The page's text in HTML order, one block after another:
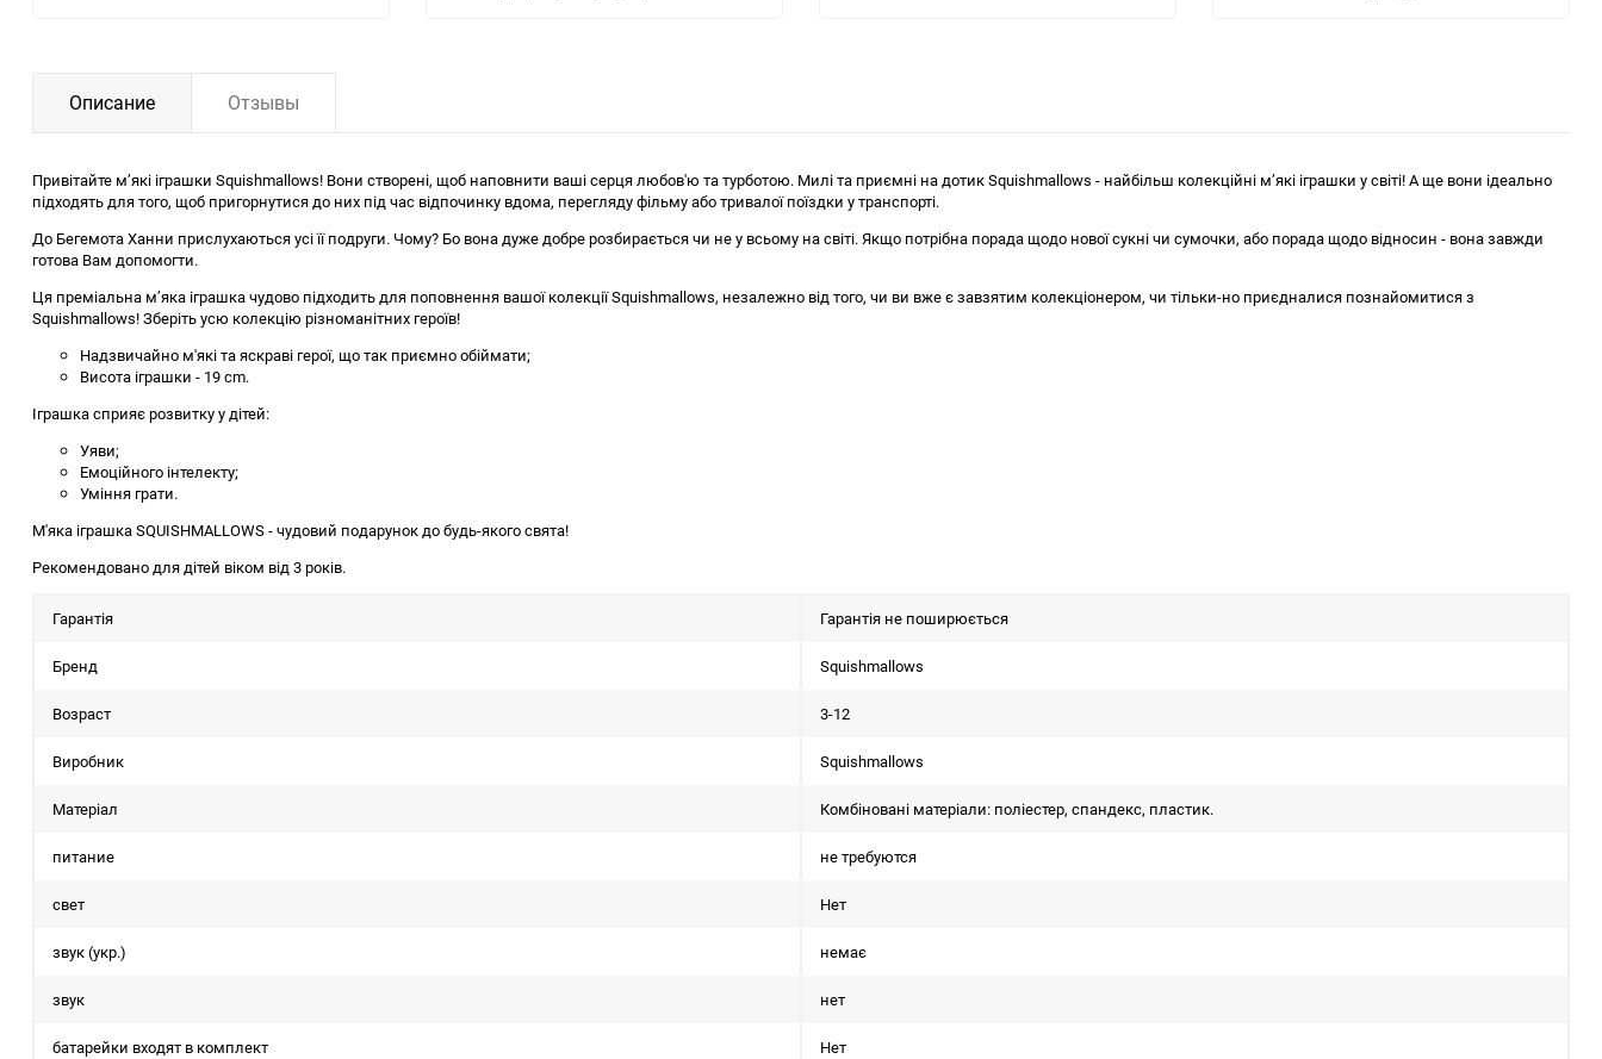
Описание Отзывы
Привітайте м’які іграшки Squishmallows! Вони створені, щоб наповнити ваші серця любов'ю та турботою. Милі та приємні на дотик Squishmallows - найбільш колекційні м’які іграшки у світі! А ще вони ідеально
підходять для того, щоб пригорнутися до них під час відпочинку вдома, перегляду фільму або тривалої поїздки у транспорті.
До Бегемота Ханни прислухаються усі її подруги. Чому? Бо вона дуже добре розбирається чи не у всьому на світі. Якщо потрібна порада щодо нової сукні чи сумочки, або порада щодо відносин - вона завжди
готова Вам допомогти.
Ця преміальна м’яка іграшка чудово підходить для поповнення вашої колекції Squishmallows, незалежно від того, чи ви вже є завзятим колекціонером, чи тільки-но приєдналися познайомитися з
Squishmallows! Зберіть усю колекцію різноманітних героїв!
Надзвичайно м'які та яскраві герої, що так приємно обіймати;
Висота іграшки - 19 cm.
Іграшка сприяє розвитку у дітей:
Уяви;
Емоційного інтелекту;
Уміння грати.
М'яка іграшка SQUISHMALLOWS - чудовий подарунок до будь-якого свята!
Рекомендовано для дітей віком від 3 років.
Гарантія Гарантія не поширюється
Бренд Squishmallows
Возраст 3-12
Виробник Squishmallows
Матеріал Комбіновані матеріали: поліестер, спандекс, пластик.
питание не требуются
свет Нет
звук (укр.) немає
звук нет
батарейки входят в комплект Нет